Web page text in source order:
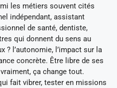
les métiers souvent cités
indépendant, assistant
de santé, dentiste,
qui donnent du sens au
? l’autonomie, l’impact sur la
concrète. Être libre de ses
ça change tout.
fait vibrer, tester en missions